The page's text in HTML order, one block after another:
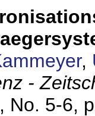
,
-
No. 5-6,